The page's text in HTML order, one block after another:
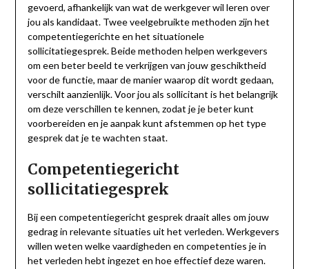
gevoerd, afhankelijk van wat de werkgever wil leren over
jou als kandidaat. Twee veelgebruikte methoden zijn het
competentiegerichte en het situationele
sollicitatiegesprek. Beide methoden helpen werkgevers
om een beter beeld te verkrijgen van jouw geschiktheid
voor de functie, maar de manier waarop dit wordt gedaan,
verschilt aanzienlijk. Voor jou als sollicitant is het belangrijk
om deze verschillen te kennen, zodat je je beter kunt
voorbereiden en je aanpak kunt afstemmen op het type
gesprek dat je te wachten staat.
Competentiegericht
sollicitatiegesprek
Bij een competentiegericht gesprek draait alles om jouw
gedrag in relevante situaties uit het verleden. Werkgevers
willen weten welke vaardigheden en competenties je in
het verleden hebt ingezet en hoe effectief deze waren.